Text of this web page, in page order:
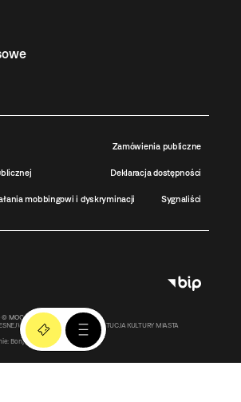
Zamówienia publiczne
Deklaracja dostępności
mobbingowi i dyskryminacji Sygnaliści
© MOCAK2011-2026
W KRAKOWIE MOCAK – INSTYTUCJA KULTURY MIASTA
Bonjour.pl